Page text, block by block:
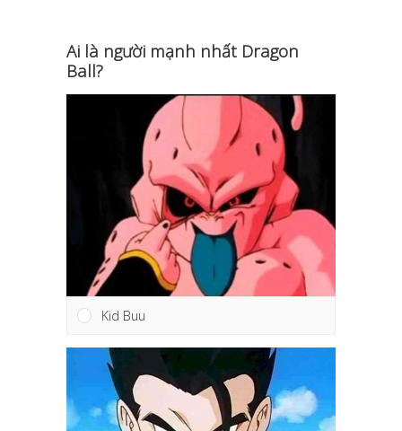
Ai là người mạnh nhất Dragon
Ball?
Kid Buu